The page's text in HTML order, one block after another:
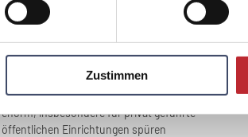
Zustimmen
Sie fühlen sich gut aufgehoben und das ist
Zuge der „Familienfreundlichkeit”
enorm, insbesondere für privat geführte
Einrichtungen spüren